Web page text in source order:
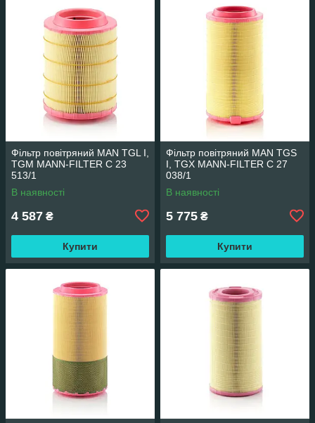
Фільтр повітряний MAN TGL I,
TGM MANN-FILTER C 23
513/1
В наявності
4 587 ₴
Купити
Фільтр повітряний MAN TGS
I, TGX MANN-FILTER C 27
038/1
В наявності
5 775 ₴
Купити